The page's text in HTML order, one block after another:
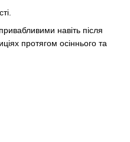
навіть після
протягом осіннього та